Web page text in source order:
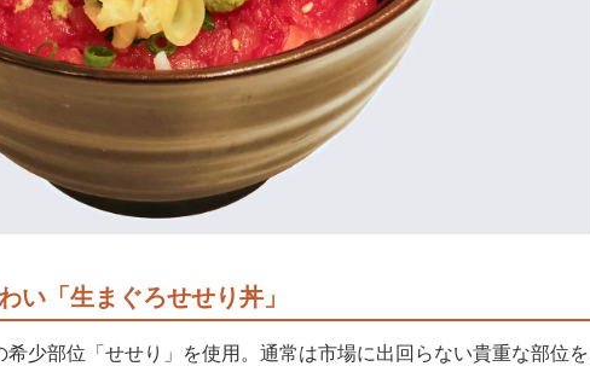
「生まぐろせせり丼」
少部位「せせり」を使用。通常は市場に出回らない貴重な部位